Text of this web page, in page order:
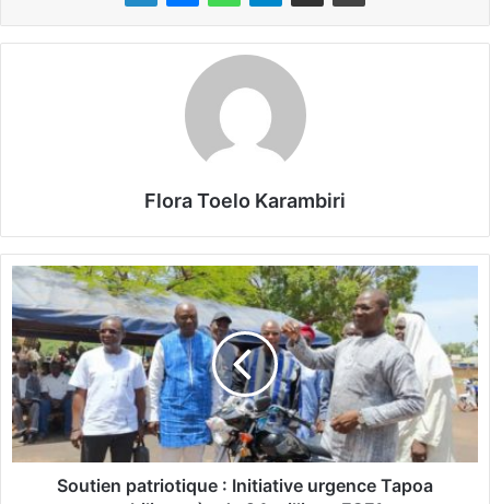
Flora Toelo Karambiri
S
o
u
t
i
e
n
p
a
Soutien patriotique : Initiative urgence Tapoa